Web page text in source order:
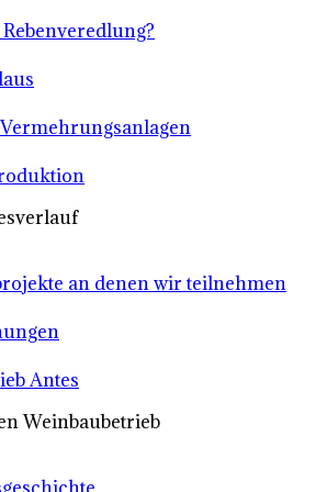
an denen wir teilnehmen
Antes
Weinbaubetrieb